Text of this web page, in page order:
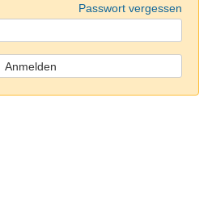
Passwort vergessen